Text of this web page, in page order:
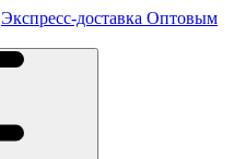
Экспресс-доставка Оптовым